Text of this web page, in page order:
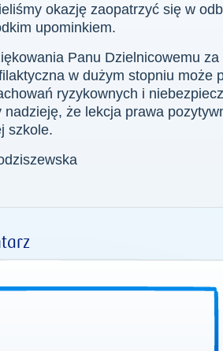
okazję zaopatrzyć się w
upominkiem.
Panu Dzielnicowemu
w dużym stopniu może
ryzykownych i
że lekcja prawa
szkole.